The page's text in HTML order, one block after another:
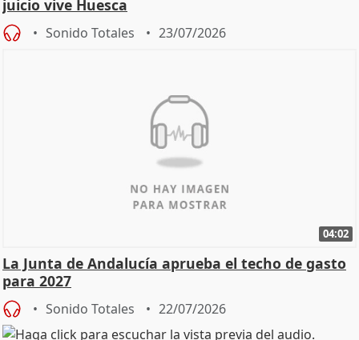
juicio vive Huesca
Sonido Totales 23/07/2026
04:02
La Junta de Andalucía aprueba el techo de gasto
para 2027
Sonido Totales 22/07/2026